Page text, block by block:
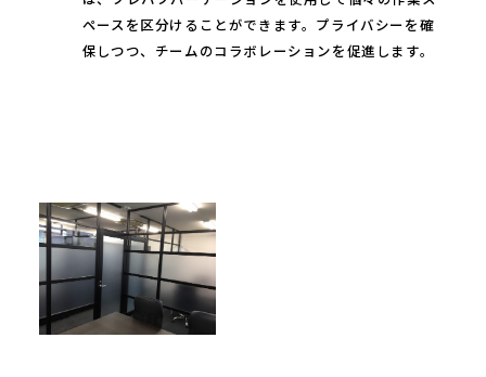
ペースを区分けることができます。プライバシーを確
保しつつ、チームのコラボレーションを促進します。